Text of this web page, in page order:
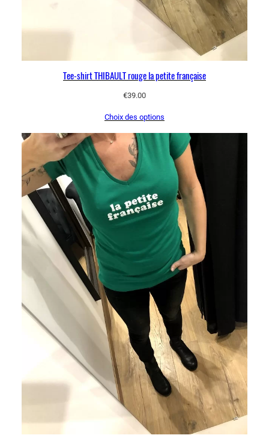
Tee-shirt THIBAULT rouge la petite française
€39.00
Choix des options